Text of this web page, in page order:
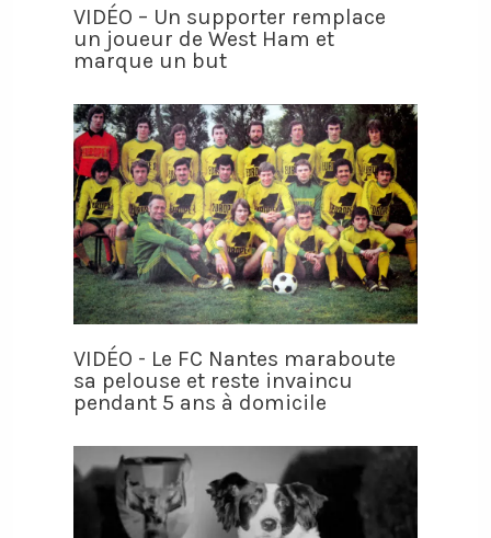
VIDÉO – Un supporter remplace
un joueur de West Ham et
marque un but
VIDÉO - Le FC Nantes maraboute
sa pelouse et reste invaincu
pendant 5 ans à domicile